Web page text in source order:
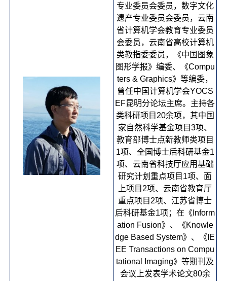
专业委员会委员，数字文化
遗产专业委员会委员，云南
省计算机学会教育专业委员
会委员，云南省高校计算机
类教指委委员，《中国图象
图形学报》编委、《Compu
ters & Graphics》等编委，
曾任中国计算机学会YOCS
EF昆明分论坛主席。主持各
类科研项目20余项，其中国
家自然科学基金项目3项、
教育部博士点新教师类项目
1项、全国博士后科研基金1
项、云南省科技厅应用基础
研究计划重点项目1项、面
上项目2项、云南省教育厅
重点项目2项、江苏省博士
后科研基金1项；在《Inform
ation Fusion》、《Knowle
dge Based System》、《IE
EE Transactions on Compu
tational Imaging》等期刊及
会议上发表学术论文80余